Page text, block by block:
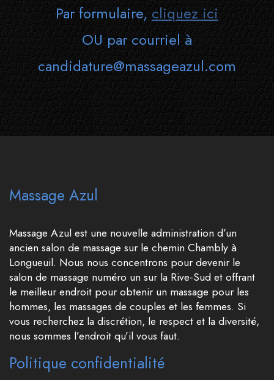
Par formulaire,cliquez ici
OU par courriel à
candidature@massageazul.com
Massage Azul
Massage Azul est une nouvelle administration d’un
ancien salon de massage sur le chemin Chambly à
Longueuil. Nous nous concentrons pour devenir le
salon de massage numéro un sur la Rive-Sud et offrant
le meilleur endroit pour obtenir un massage pour les
hommes, les massages de couples et les femmes. Si
vous recherchez la discrétion, le respect et la diversité,
nous sommes l’endroit qu’il vous faut.
Politique confidentialité